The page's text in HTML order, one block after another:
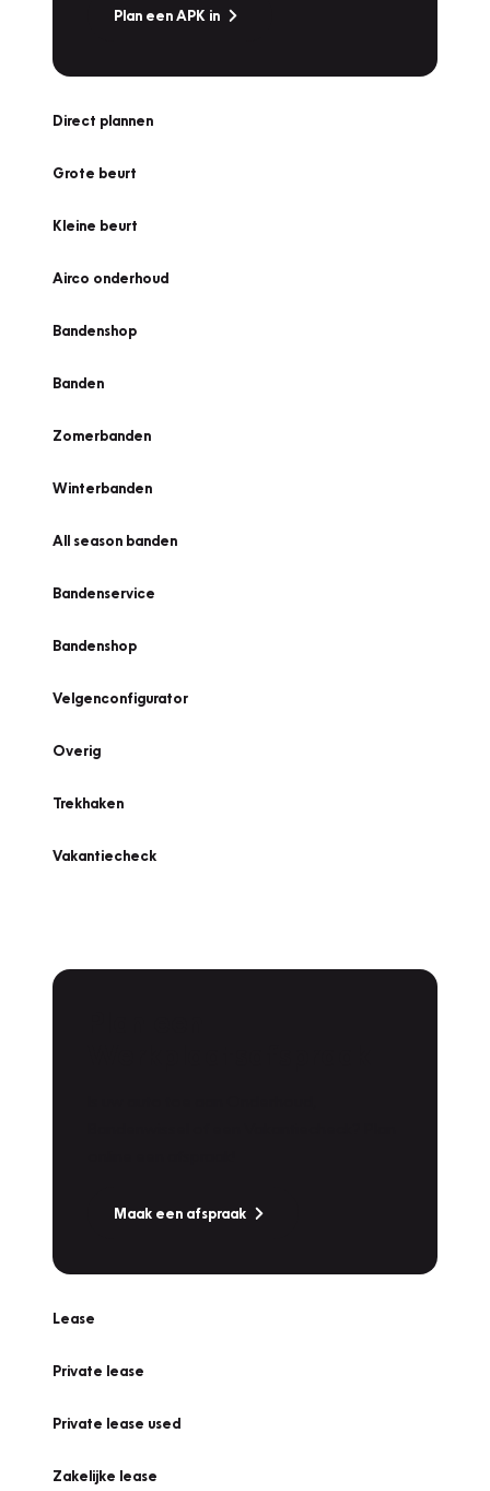
Plan een APK in
Direct plannen
Grote beurt
Kleine beurt
Airco onderhoud
Bandenshop
Banden
Zomerbanden
Winterbanden
All season banden
Bandenservice
Bandenshop
Velgenconfigurator
Overig
Trekhaken
Vakantiecheck
Maak een afspraak
Lease
Private lease
Private lease used
Zakelijke lease